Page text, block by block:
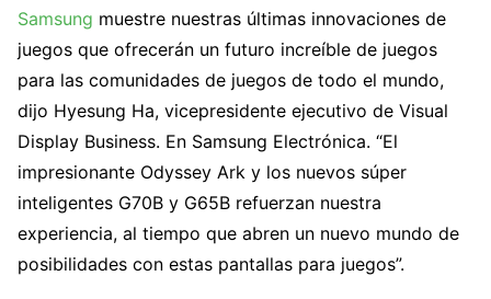
Samsung muestre nuestras últimas innovaciones de
juegos que ofrecerán un futuro increíble de juegos
para las comunidades de juegos de todo el mundo,
dijo Hyesung Ha, vicepresidente ejecutivo de Visual
Display Business. En Samsung Electrónica. “El
impresionante Odyssey Ark y los nuevos súper
inteligentes G70B y G65B refuerzan nuestra
experiencia, al tiempo que abren un nuevo mundo de
posibilidades con estas pantallas para juegos”.